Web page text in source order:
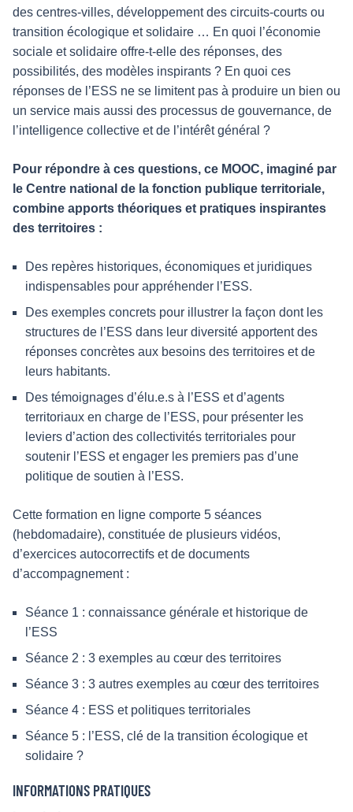
des centres-villes, développement des circuits-courts ou
transition écologique et solidaire … En quoi l’économie
sociale et solidaire offre-t-elle des réponses, des
possibilités, des modèles inspirants ? En quoi ces
réponses de l’ESS ne se limitent pas à produire un bien ou
un service mais aussi des processus de gouvernance, de
l’intelligence collective et de l’intérêt général ?
Pour répondre à ces questions, ce MOOC, imaginé par
le Centre national de la fonction publique territoriale,
combine apports théoriques et pratiques inspirantes
des territoires :
Des repères historiques, économiques et juridiques
indispensables pour appréhender l’ESS.
Des exemples concrets pour illustrer la façon dont les
structures de l’ESS dans leur diversité apportent des
réponses concrètes aux besoins des territoires et de
leurs habitants.
Des témoignages d’élu.e.s à l’ESS et d’agents
territoriaux en charge de l’ESS, pour présenter les
leviers d’action des collectivités territoriales pour
soutenir l’ESS et engager les premiers pas d’une
politique de soutien à l’ESS.
Cette formation en ligne comporte 5 séances
(hebdomadaire), constituée de plusieurs vidéos,
d’exercices autocorrectifs et de documents
d’accompagnement :
Séance 1 : connaissance générale et historique de
l’ESS
Séance 2 : 3 exemples au cœur des territoires
Séance 3 : 3 autres exemples au cœur des territoires
Séance 4 : ESS et politiques territoriales
Séance 5 : l’ESS, clé de la transition écologique et
solidaire ?
INFORMATIONS PRATIQUES